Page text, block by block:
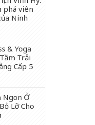
phá viên
Ninh
& Yoga
Trải
Cấp 5
Ngon Ở
Lỡ Cho